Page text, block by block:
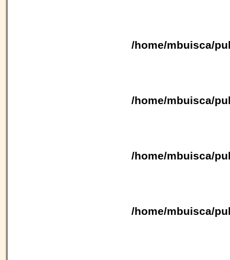
/home/mbuisca/
/home/mbuisca/
/home/mbuisca/
/home/mbuisca/